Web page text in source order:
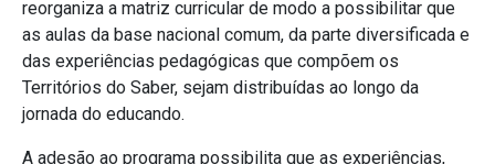
reorganiza a matriz curricular de modo a possibilitar que
as aulas da base nacional comum, da parte diversificada e
das experiências pedagógicas que compõem os
Territórios do Saber, sejam distribuídas ao longo da
jornada do educando.
A adesão ao programa possibilita que as experiências,